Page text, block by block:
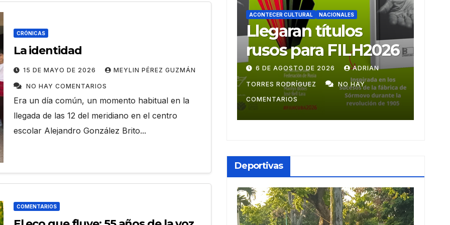
CRÓNICAS
La identidad
15 DE MAYO DE 2026 MEYLIN PÉREZ GUZMÁN
NO HAY COMENTARIOS
Era un día común, un momento habitual en la
llegada de las 12 del meridiano en el centro
escolar Alejandro González Brito...
COMENTARIOS
para
años
ADRIAN
rusos para FILH2026
6 DE AGOSTO DE 2026 ADRIAN
TORRES RODRÍGUEZ
COMENTARIOS
ACONTECER CULTURAL
Ballet Laura Alonso
emprende gira
centroamericana
28 DE JULIO DE 2026 ADRIAN TORRES
RODRÍGUEZ NO HAY COMENTARIOS
Deportivas